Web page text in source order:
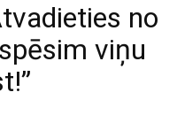
no
viņu